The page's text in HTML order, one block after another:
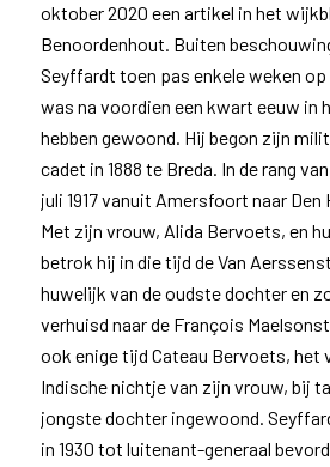
oktober 2020 een artikel in het
Benoordenhout. Buiten
Seyffardt toen pas enkele weken
was na voordien een kwart eeuw in
hebben gewoond. Hij begon zijn
cadet in 1888 te Breda. In de rang
juli 1917 vanuit Amersfoort naar
Met zijn vrouw, Alida Bervoets, en
betrok hij in die tijd de Van
huwelijk van de oudste dochter en
verhuisd naar de François
ook enige tijd Cateau Bervoets, het
Indische nichtje van zijn vrouw, bij
jongste dochter ingewoond.
in 1930 tot luitenant-generaal